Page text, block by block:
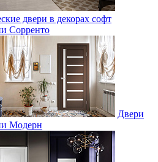
двери в декорах софт
Сорренто
Двери
Модерн